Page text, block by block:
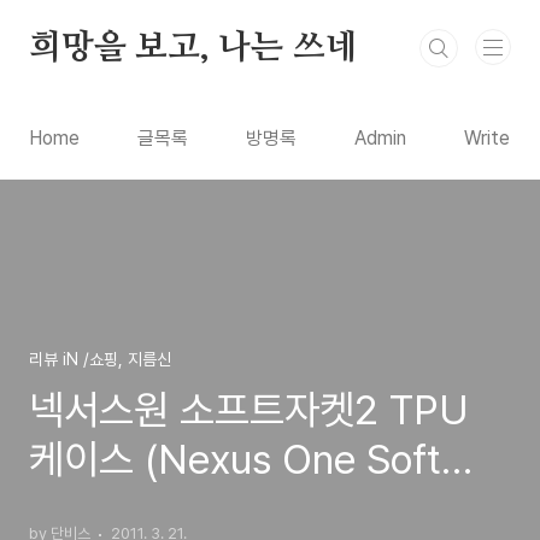
희망을 보고, 나는 쓰네
Home 글목록 방명록 Admin Write
리뷰 iN /쇼핑, 지름신
넥서스원 소프트자켓2 TPU
케이스 (Nexus One Soft
by 단비스 2011. 3. 21.